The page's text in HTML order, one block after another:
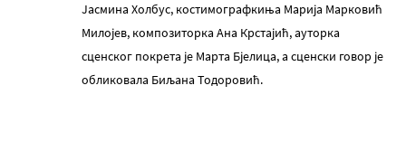
Јасмина Холбус, костимографкиња Марија Марковић
Милојев, композиторка Ана Крстајић, ауторка
сценског покрета је Марта Бјелица, а сценски говор је
обликовала Биљана Тодоровић.